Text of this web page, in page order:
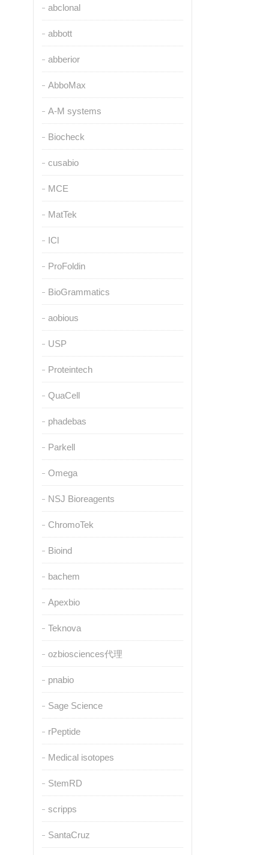
abclonal
abbott
abberior
AbboMax
A-M systems
Biocheck
cusabio
MCE
MatTek
ICl
ProFoldin
BioGrammatics
aobious
USP
Proteintech
QuaCell
phadebas
Parkell
Omega
NSJ Bioreagents
ChromoTek
Bioind
bachem
Apexbio
Teknova
ozbiosciences代理
pnabio
Sage Science
rPeptide
Medical isotopes
StemRD
scripps
SantaCruz